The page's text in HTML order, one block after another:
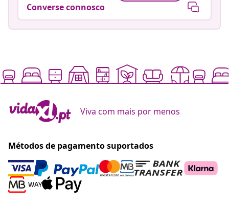
Converse connosco
Viva com mais por menos
Métodos de pagamento suportados